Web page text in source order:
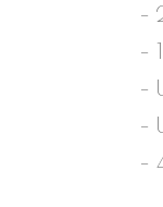
–
–
–
–
–